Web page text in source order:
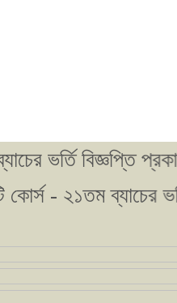
বিজ্ঞপ্তি প্রকাশ।
- ২১তম ব্যাচের ভর্তি